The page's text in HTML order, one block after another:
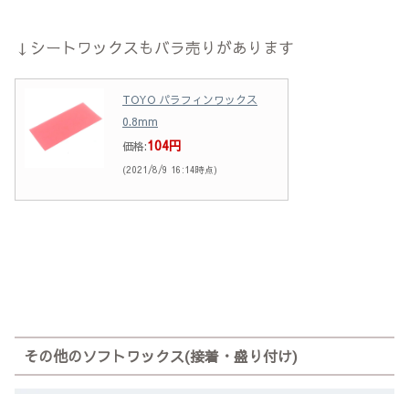
↓シートワックスもバラ売りがあります
TOYO パラフィンワックス
0.8mm
価格:104円
(2021/8/9 16:14時点)
その他のソフトワックス(接着・盛り付け)